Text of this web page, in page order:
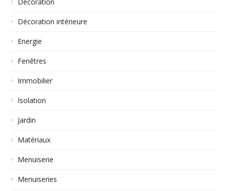
Décoration intérieure
Energie
Fenêtres
Immobilier
Isolation
Jardin
Matériaux
Menuiserie
Menuiseries